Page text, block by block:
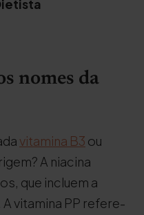
nomes da
vitamina B3 ou
A niacina
que incluem a
. A vitamina PP refere-